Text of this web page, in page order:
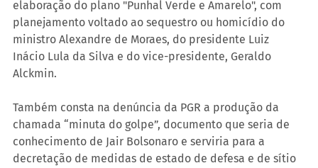
elaboração do plano "Punhal Verde e Amarelo", com
planejamento voltado ao sequestro ou homicídio do
ministro Alexandre de Moraes, do presidente Luiz
Inácio Lula da Silva e do vice-presidente, Geraldo
Alckmin.
Também consta na denúncia da PGR a produção da
chamada “minuta do golpe”, documento que seria de
conhecimento de Jair Bolsonaro e serviria para a
decretação de medidas de estado de defesa e de sítio